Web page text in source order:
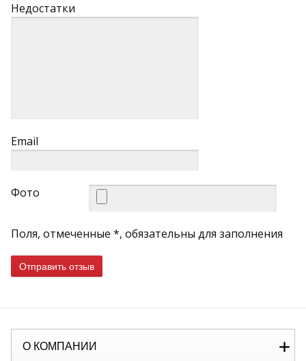
Недостатки
Email
Фото
Поля, отмеченные *, обязательны для заполнения
Отправить отзыв
О КОМПАНИИ